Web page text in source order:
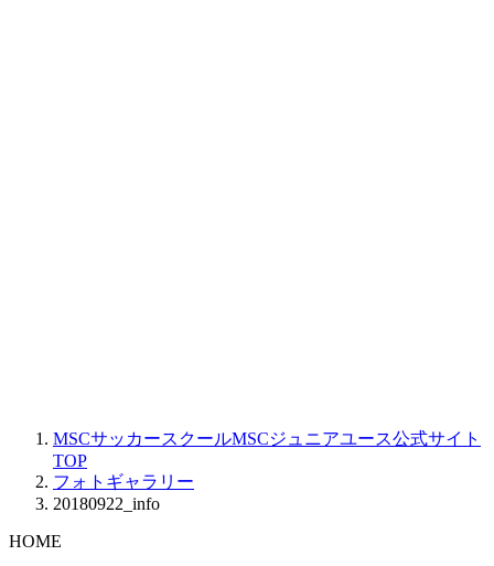
MSCサッカースクールMSCジュニアユース公式サイト
TOP
フォトギャラリー
20180922_info
HOME